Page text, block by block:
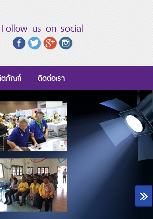
Follow us on social
ตภัณฑ์ ติดต่อเรา